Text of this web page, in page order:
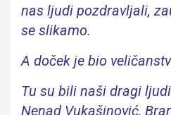
nas ljudi pozdravljali,
se slikamo.
A doček je bio
Tu su bili naši dragi
Nenad Vukašinović,